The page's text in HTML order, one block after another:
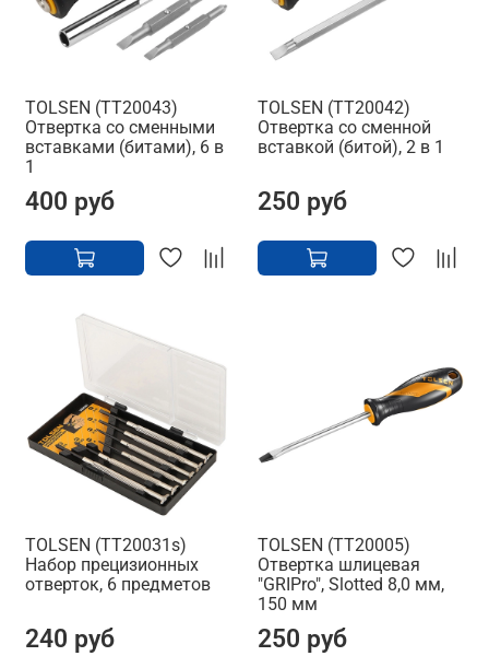
TOLSEN (TT20043)
Отвертка со сменными
вставками (битами), 6 в
1
400 руб
TOLSEN (TT20042)
Отвертка со сменной
вставкой (битой), 2 в 1
250 руб
TOLSEN (TT20031s)
Набор прецизионных
отверток, 6 предметов
240 руб
TOLSEN (TT20005)
Отвертка шлицевая
"GRIPro", Slotted 8,0 мм,
150 мм
250 руб